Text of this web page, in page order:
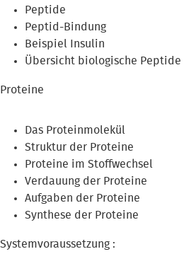
Peptide
Peptid-Bindung
Beispiel Insulin
Übersicht biologische Peptide
Proteine
Das Proteinmolekül
Struktur der Proteine
Proteine im Stoffwechsel
Verdauung der Proteine
Aufgaben der Proteine
Synthese der Proteine
Systemvoraussetzung :